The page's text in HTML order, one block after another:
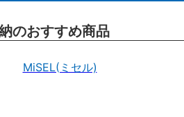
のおすすめ商品
MiSEL(ミセル)